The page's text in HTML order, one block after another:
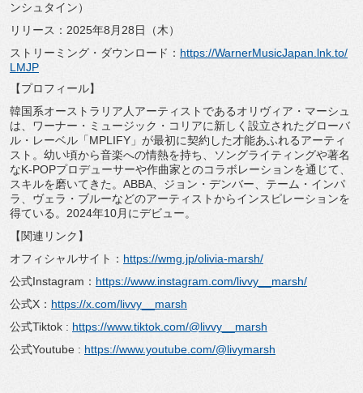
ンシュタイン）
リリース：2025年8月28日（木）
ストリーミング・ダウンロード： https://WarnerMusicJapan.lnk.to/
LMJP
【プロフィール】
韓国系オーストラリア人アーティストであるオリヴィア・マーシュ
は、ワーナー・ミュージック・コリアに新しく設立されたグローバ
ル・レーベル「MPLIFY」が最初に契約した才能あふれるアーティ
スト。幼い頃から音楽への情熱を持ち、ソングライティングや著名
なK-POPプロデューサーや作曲家とのコラボレーションを通じて、
スキルを磨いてきた。ABBA、ジョン・デンバー、テーム・インパ
ラ、ヴェラ・ブルーなどのアーティストからインスピレーションを
得ている。2024年10月にデビュー。
【関連リンク】
オフィシャルサイト： https://wmg.jp/olivia-marsh/
公式Instagram： https://www.instagram.com/livvy__marsh/
公式X： https://x.com/livvy__marsh
公式Tiktok : https://www.tiktok.com/@livvy__marsh
公式Youtube : https://www.youtube.com/@livymarsh